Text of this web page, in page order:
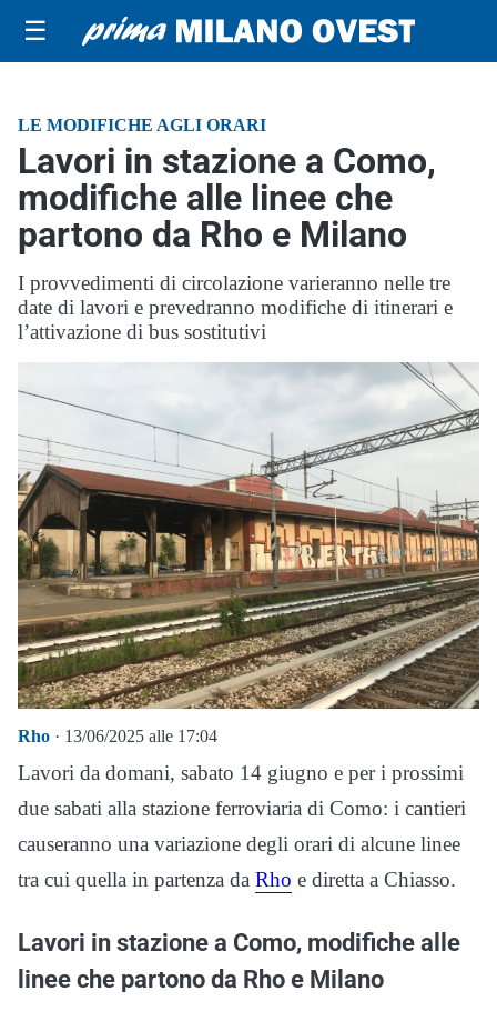
☰
LE MODIFICHE AGLI ORARI
Lavori in stazione a Como,
modifiche alle linee che
partono da Rho e Milano
I provvedimenti di circolazione varieranno nelle tre
date di lavori e prevedranno modifiche di itinerari e
l’attivazione di bus sostitutivi
Rho · 13/06/2025 alle 17:04
Lavori da domani, sabato 14 giugno e per i prossimi
due sabati alla stazione ferroviaria di Como: i cantieri
causeranno una variazione degli orari di alcune linee
tra cui quella in partenza da Rho e diretta a Chiasso.
Lavori in stazione a Como, modifiche alle
linee che partono da Rho e Milano